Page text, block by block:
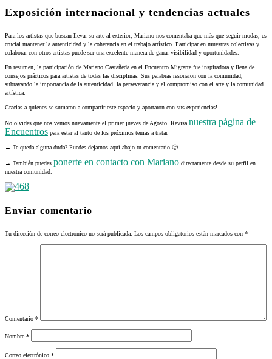
Exposición internacional y tendencias actuales
Para los artistas que buscan llevar su arte al exterior, Mariano nos comentaba que más que seguir modas, es
crucial mantener la autenticidad y la coherencia en el trabajo artístico. Participar en muestras colectivas y
colaborar con otros artistas puede ser una excelente manera de ganar visibilidad y oportunidades.
En resumen, la participación de Mariano Castañeda en el Encuentro Migrarte fue inspiradora y llena de
consejos prácticos para artistas de todas las disciplinas. Sus palabras resonaron con la comunidad,
subrayando la importancia de la autenticidad, la perseverancia y el compromiso con el arte y la comunidad
artística.
Gracias a quienes se sumaron a compartir este espacio y aportaron con sus experiencias!
No olvides que nos vemos nuevamente el primer jueves de Agosto. Revisa nuestra página de
Encuentros para estar al tanto de los próximos temas a tratar.
→ Te queda alguna duda? Puedes dejarnos aquí abajo tu comentario 🙂
→ También puedes ponerte en contacto con Mariano directamente desde su perfil en
nuestra comunidad.
Enviar comentario
Tu dirección de correo electrónico no será publicada. Los campos obligatorios están marcados con *
Comentario *
Nombre *
Correo electrónico *